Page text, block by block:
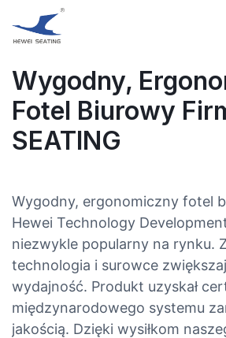
Wygodny,
Fotel Biurowy
SEATING
Wygodny, ergonomiczny fotel
Hewei Technology
niezwykle popularny na rynku.
technologia i surowce
wydajność. Produkt uzyskał
międzynarodowego systemu
jakością. Dzięki wysiłkom